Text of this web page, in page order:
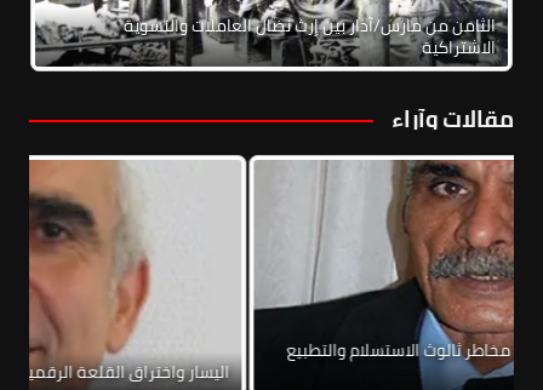
الثامن من مارس/آذار بين إرث نضال العاملات والنسوية
الاشتراكية
مقالات وآراء
اليسار
الإطاري الخاص بلبنان: مخاطر ثالوث الاستسلام والتطبيع
الأهلية